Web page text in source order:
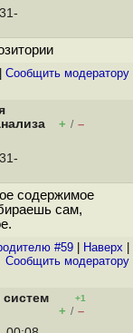
Cообщить модератору
+ / –
содержимое
сам,
#59 Наверх
Cообщить модератору
+1
+ / –